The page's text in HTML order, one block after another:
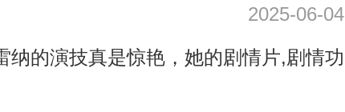
2025-06-04
纳的演技真是惊艳，她的剧情片,剧情功